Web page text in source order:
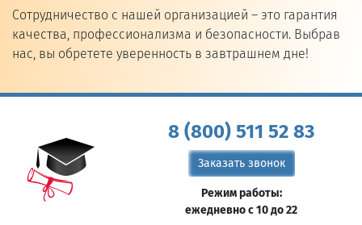
Сотрудничество с нашей организацией – это гарантия
качества, профессионализма и безопасности. Выбрав
нас, вы обретете уверенность в завтрашнем дне!
8 (800) 511 52 83
Заказать звонок
Режим работы:
ежедневно с 10 до 22